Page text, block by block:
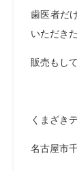
歯医者だ
いただき
販売もし
くまざき
名古屋市